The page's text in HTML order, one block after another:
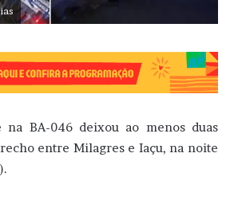
na BA-046 deixou ao menos duas
entre Milagres e Iaçu, na noite